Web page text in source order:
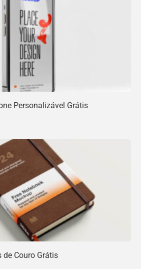
Personalizável Grátis
de Couro Grátis